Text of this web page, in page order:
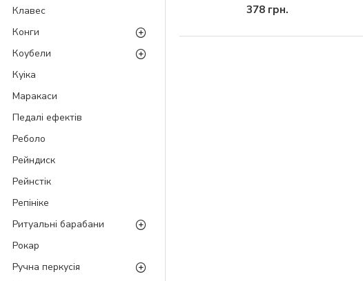
Клавес
Конги
Коубели
Куіка
Маракаси
Педалі ефектів
Реболо
Рейндиск
Рейнстік
Репініке
Ритуальні барабани
Рокар
Ручна перкусія
378 грн.